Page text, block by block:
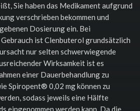
Sie haben das Medikament aufgrund
verschrieben bekommen und
Dosierung ein. Bei
ist Clenbuterol grundsätzlich
nur selten schwerwiegende
Wirksamkeit ist es
einer Dauerbehandlung zu
Spiropent® 0,02 mg können zu
sodass jeweils eine Hälfte
eingenommen werden kann. Da die